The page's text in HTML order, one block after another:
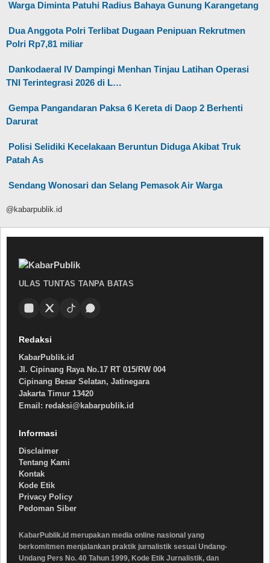
Warga Diminta Patuhi Radius Bahaya Gunung Karangetang
Dua Anggota Polri Terlibat Dugaan Penipuan Rekrutmen
Polri Rp7,81 miliar
Dankodaeral IV Dampingi Menhan Tinjau Latihan Operasi
TNI Terintegrasi 2026 di L…
Gempa Pangandaran Paksa 6 Kereta di Daop 2 Berhenti
Darurat
Polisi Selidiki Kecelakaan Beruntun Diduga Akibat Truk
Patah As
Sendang Wonosari dan Selang Pemasok Air Warga
@kabarpublik.id
ULAS TUNTAS TANPA BATAS
Redaksi
KabarPublik.id
Jl. Cipinang Raya No.17 RT 015/RW 004
Cipinang Besar Selatan, Jatinegara
Jakarta Timur 13420
Email: redaksi@kabarpublik.id
Informasi
Disclaimer
Tentang Kami
Kontak
Kode Etik
Privacy Policy
Pedoman Siber
KabarPublik.id merupakan media online nasional yang
berkomitmen menjalankan praktik jurnalistik sesuai Undang-
Undang Pers No. 40 Tahun 1999, Kode Etik Jurnalistik, dan